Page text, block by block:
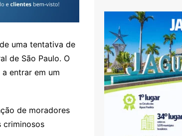
uma tentativa de
de São Paulo. O
entrar em um
de moradores
criminosos